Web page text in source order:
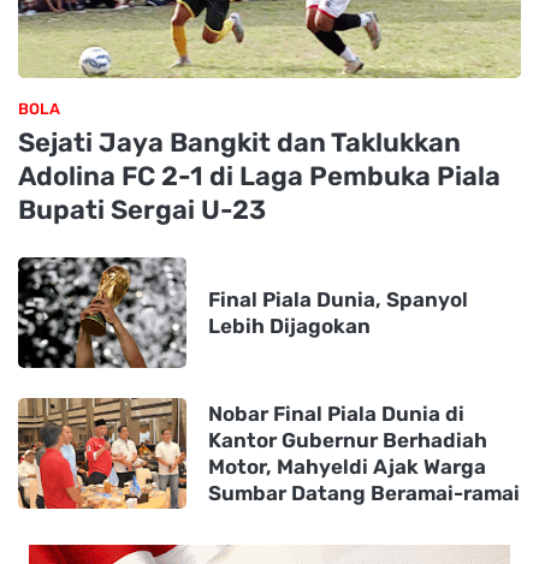
BOLA
Sejati Jaya Bangkit dan Taklukkan
Adolina FC 2-1 di Laga Pembuka Piala
Bupati Sergai U-23
Final Piala Dunia, Spanyol
Lebih Dijagokan
Nobar Final Piala Dunia di
Kantor Gubernur Berhadiah
Motor, Mahyeldi Ajak Warga
Sumbar Datang Beramai-ramai